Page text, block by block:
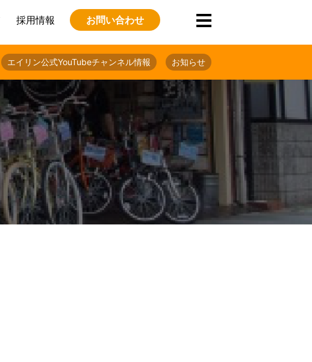
採用情報 お問い合わせ
エイリン公式YouTubeチャンネル情報 お知らせ